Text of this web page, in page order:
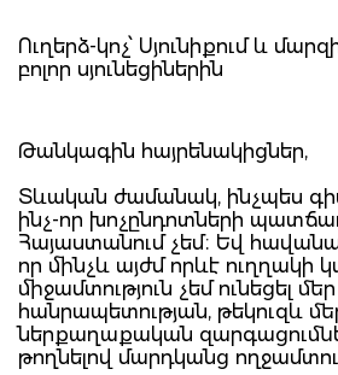
Ուղերձ-կոչ՝ Սյունիքում և
բոլոր սյունեցիներին
Թանկագին հայրենակիցներ,
Տևական ժամանակ, ինչպես
ինչ-որ խոչընդոտների
Հայաստանում չեմ։ Եվ
որ մինչև այժմ որևէ ուղղակի
միջամտություն չեմ ունեցել մեր
հանրապետության, թեկուզև
ներքաղաքական
թողնելով մարդկանց